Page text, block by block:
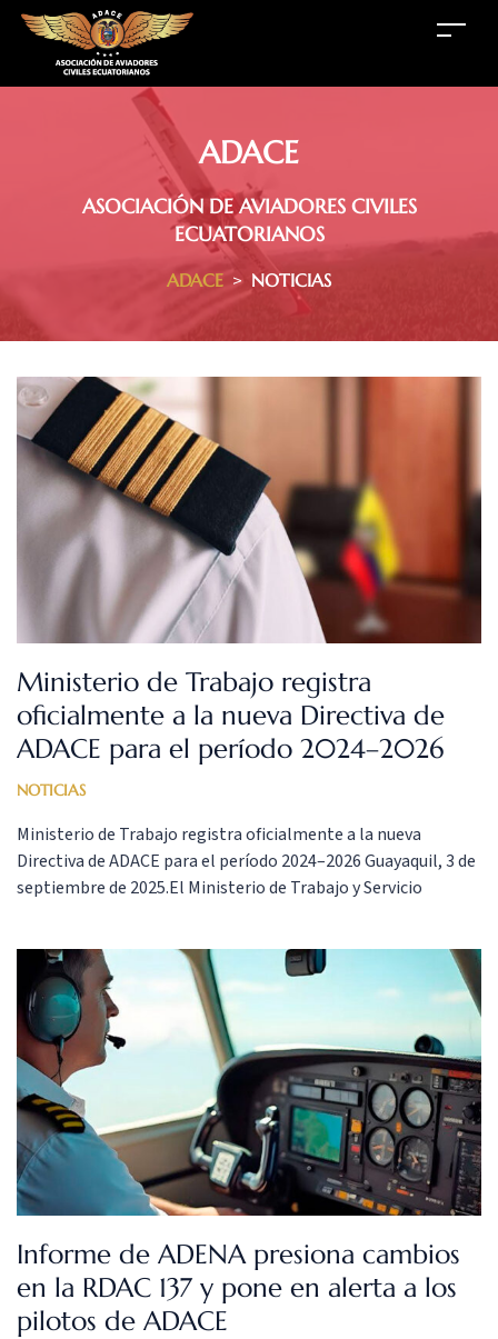
ADACE
ASOCIACIÓN DE AVIADORES CIVILES
ECUATORIANOS
ADACE > NOTICIAS
Ministerio de Trabajo registra
oficialmente a la nueva Directiva de
ADACE para el período 2024–2026
NOTICIAS
Ministerio de Trabajo registra oficialmente a la nueva
Directiva de ADACE para el período 2024–2026 Guayaquil, 3 de
septiembre de 2025.El Ministerio de Trabajo y Servicio
ejercerá funciones del 29 de noviembre de 2024 al 28 de
noviembre de […]
Informe de ADENA presiona cambios
en la RDAC 137 y pone en alerta a los
pilotos de ADACE